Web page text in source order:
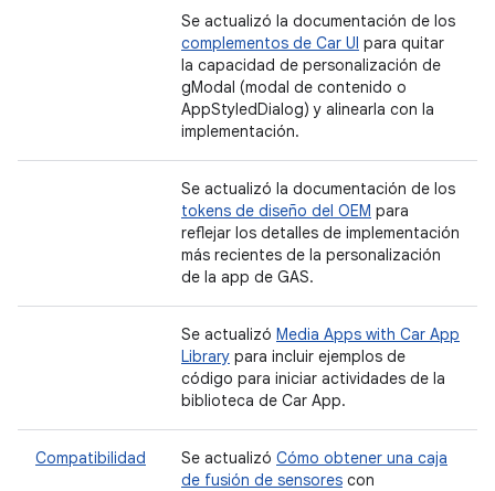
Se actualizó la documentación de los
complementos de Car UI para quitar
la capacidad de personalización de
gModal (modal de contenido o
AppStyledDialog) y alinearla con la
implementación.
Se actualizó la documentación de los
tokens de diseño del OEM para
reflejar los detalles de implementación
más recientes de la personalización
de la app de GAS.
Se actualizó Media Apps with Car App
Library para incluir ejemplos de
código para iniciar actividades de la
biblioteca de Car App.
Compatibilidad Se actualizó Cómo obtener una caja
de fusión de sensores con